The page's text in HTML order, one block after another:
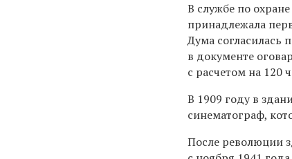
В службе по
принадлежала
Дума согласилась
в документе
с расчетом на 120
В 1909 году в
синематограф,
После революции